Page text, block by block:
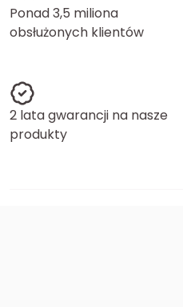
Ponad 3,5 miliona
obsłużonych klientów
2 lata gwarancji na nasze
produkty